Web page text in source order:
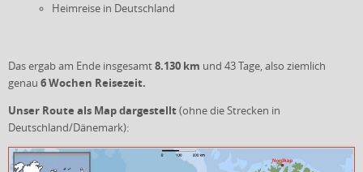
Heimreise in Deutschland
Das ergab am Ende insgesamt8.130 km und 43 Tage, also ziemlich
genau 6 Wochen Reisezeit.
Unser Route als Map dargestellt(ohne die Strecken in
Deutschland/Dänemark):